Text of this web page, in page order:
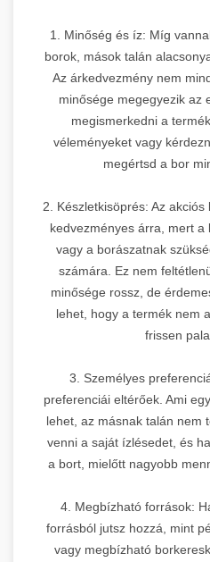
1. Minőség és íz: Míg
borok, mások talán
Az árkedvezmény nem
minősége megegyezik az
megismerkedni a
véleményeket vagy
megértsd a bor
2. Készletkisöprés: Az
kedvezményes árra, mert
vagy a borászatnak
számára. Ez nem
minősége rossz, de
lehet, hogy a termék nem
frissen
3. Személyes
preferenciái eltérőek. Ami
lehet, az másnak talán nem
venni a saját ízlésedet, és
a bort, mielőtt nagyobb
4. Megbízható források:
forrásból jutsz hozzá, mint
vagy megbízható